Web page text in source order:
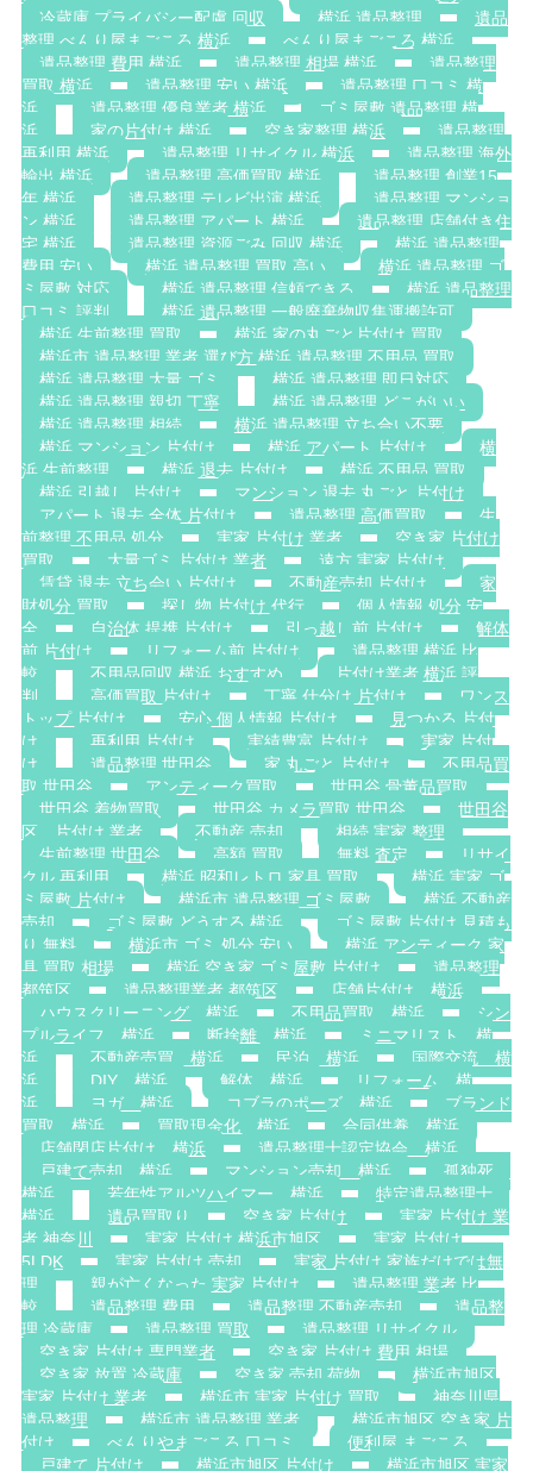
冷蔵庫 プライバシー配慮 回収
横浜 遺品整理
遺品
整理 べんり屋まごころ 横浜
べんり屋まごころ 横浜
遺品整理 費用 横浜
遺品整理 相場 横浜
遺品整理
買取 横浜
遺品整理 安い 横浜
遺品整理 口コミ 横
浜
遺品整理 優良業者 横浜
ゴミ屋敷 遺品整理 横
浜
家の片付け 横浜 空き家整理 横浜
遺品整理
再利用 横浜
遺品整理 リサイクル 横浜
遺品整理 海外
輸出 横浜
遺品整理 高価買取 横浜
遺品整理 創業15
年 横浜
遺品整理 テレビ出演 横浜
遺品整理 マンショ
ン 横浜
遺品整理 アパート 横浜
遺品整理 店舗付き住
宅 横浜
遺品整理 資源ごみ 回収 横浜
横浜 遺品整理
費用 安い
横浜 遺品整理 買取 高い
横浜 遺品整理 ゴ
ミ屋敷 対応
横浜 遺品整理 信頼できる
横浜 遺品整理
口コミ 評判
横浜 遺品整理 一般廃棄物収集運搬許可
横浜 生前整理 買取
横浜 家の丸ごと片付け 買取
横浜市 遺品整理 業者 選び方 横浜 遺品整理 不用品 買取
横浜 遺品整理 大量 ゴミ
横浜 遺品整理 即日対応
横浜 遺品整理 親切 丁寧
横浜 遺品整理 どこがいい
横浜 遺品整理 相続
横浜 遺品整理 立ち合い不要
横浜 マンション 片付け
横浜 アパート 片付け
横
浜 生前整理
横浜 退去 片付け
横浜 不用品 買取
横浜 引越し 片付け
マンション 退去 丸ごと 片付け
アパート 退去 全体 片付け
遺品整理 高価買取
生
前整理 不用品 処分
実家 片付け 業者
空き家 片付け
買取
大量ゴミ 片付け 業者
遠方 実家 片付け
賃貸 退去 立ち会い 片付け
不動産売却 片付け
家
財処分 買取
探し物 片付け 代行
個人情報 処分 安
全
自治体 提携 片付け 引っ越し前 片付け
解体
前 片付け
リフォーム前 片付け
遺品整理 横浜 比
較
不用品回収 横浜 おすすめ
片付け業者 横浜 評
判
高価買取 片付け 丁寧 仕分け 片付け
ワンス
トップ 片付け
安心 個人情報 片付け
見つかる 片付
け
再利用 片付け 実績豊富 片付け
実家 片付
け
遺品整理 世田谷 家 丸ごと 片付け
不用品買
取 世田谷
アンティーク買取
世田谷 骨董品買取
世田谷 着物買取
世田谷 カメラ買取 世田谷
世田谷
区 片付け 業者
不動産 売却
相続 実家 整理
生前整理 世田谷
高額 買取 無料 査定
リサイ
クル 再利用
横浜 昭和レトロ 家具 買取
横浜 実家 ゴ
ミ屋敷 片付け
横浜市 遺品整理 ゴミ屋敷
横浜 不動産
売却
ゴミ屋敷 どうする 横浜
ゴミ屋敷 片付け 見積も
り 無料
横浜市 ゴミ 処分 安い
横浜 アンティーク 家
具 買取 相場
横浜 空き家 ゴミ屋敷 片付け
遺品整理
都筑区
遺品整理業者 都筑区
店舗片付け 横浜
ハウスクリーニング 横浜
不用品買取 横浜
シン
プルライフ 横浜
断捨離 横浜
ミニマリスト 横
浜
不動産売買 横浜 民泊 横浜
国際交流 横
浜
DIY 横浜 解体 横浜
リフォーム 横
浜
ヨガ 横浜 コブラのポーズ 横浜
ブランド
買取 横浜
買取現金化 横浜
合同供養 横浜
店舗閉店片付け 横浜
遺品整理士認定協会 横浜
戸建て売却 横浜
マンション売却 横浜
孤独死
横浜
若年性アルツハイマー 横浜
特定遺品整理士
横浜
遺品買取り 空き家 片付け
実家 片付け 業
者 神奈川
実家 片付け 横浜市旭区
実家 片付け
5LDK
実家 片付け 売却
実家 片付け 家族だけでは無
理
親が亡くなった 実家 片付け
遺品整理 業者 比
較
遺品整理 費用 遺品整理 不動産売却
遺品整
理 冷蔵庫
遺品整理 買取
遺品整理 リサイクル
空き家 片付け 専門業者
空き家 片付け 費用 相場
空き家 放置 冷蔵庫
空き家 売却 荷物
横浜市旭区
実家 片付け 業者
横浜市 実家 片付け 買取
神奈川県
遺品整理
横浜市 遺品整理 業者
横浜市旭区 空き家 片
付け
べんりやまごころ 口コミ
便利屋 まごころ
戸建て 片付け
横浜市旭区 片付け 横浜市旭区 実家